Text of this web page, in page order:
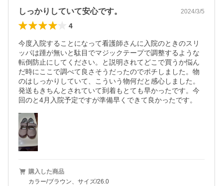
しっかりしていて安心です。 2024/3/5
4
今度入院することになって看護師さんに入院のときのスリ
ッパは踵が無いと駄目でマジックテープで調整するような
転倒防止にしてください。と説明されてどこで買うか悩ん
だ時にここで調べて良さそうだったのでポチしました。物
のはしっかりしていて、こういう物何だと感心しました。
発送もきちんとされていて到着もとても早かったです。今
回のと4月入院予定ですが準備早くできて良かったです。
購入した商品
カラー/ブラウン、サイズ/26.0